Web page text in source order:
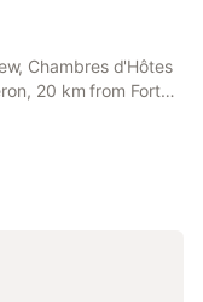
Chambres d'Hôtes
20 km from Fort